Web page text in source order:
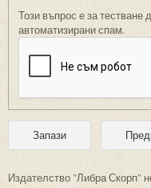
Този въпрос е за тестване
автоматизирани спам.
Издателство "Либра Скорп"